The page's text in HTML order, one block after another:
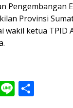
Pengembangan
Provinsi
wakil ketua TPID
Li